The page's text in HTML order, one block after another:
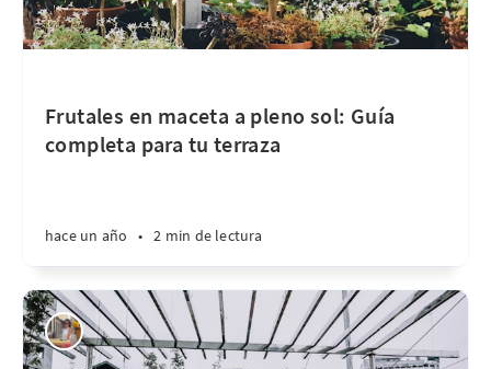
Frutales en maceta a pleno sol: Guía
completa para tu terraza
hace un año • 2 min de lectura